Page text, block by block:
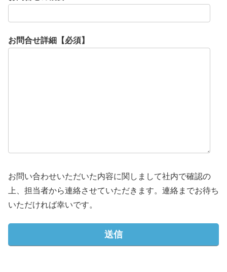
お問合せ詳細【必須】
お問い合わせいただいた内容に関しまして社内で確認の
上、担当者から連絡させていただきます。連絡までお待ち
いただければ幸いです。